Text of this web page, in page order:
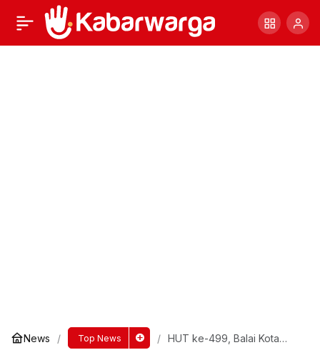
News Top News
HUT ke-499, Balai Kota